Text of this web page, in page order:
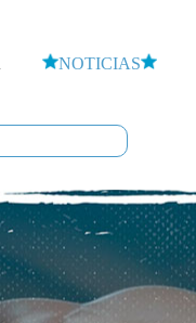
NOTICIAS